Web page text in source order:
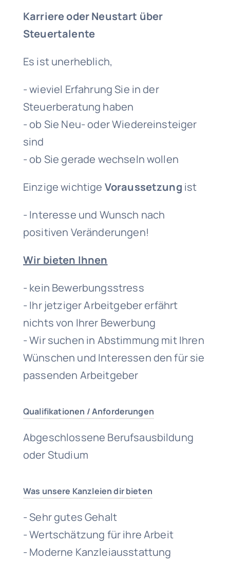
Karriere oder Neustart über
Steuertalente
Es ist unerheblich,
- wieviel Erfahrung Sie in der
Steuerberatung haben
- ob Sie Neu- oder Wiedereinsteiger
sind
- ob Sie gerade wechseln wollen
Einzige wichtige Voraussetzung ist
- Interesse und Wunsch nach
positiven Veränderungen!
Wir bieten Ihnen
- kein Bewerbungsstress
- Ihr jetziger Arbeitgeber erfährt
nichts von Ihrer Bewerbung
- Wir suchen in Abstimmung mit Ihren
Wünschen und Interessen den für sie
passenden Arbeitgeber
Qualifikationen / Anforderungen
Abgeschlossene Berufsausbildung
oder Studium
Was unsere Kanzleien dir bieten
- Sehr gutes Gehalt
- Wertschätzung für ihre Arbeit
- Moderne Kanzleiausstattung